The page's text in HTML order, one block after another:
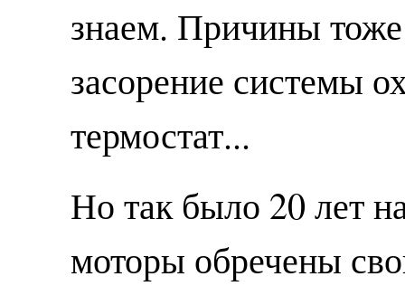
знаем. Причины
засорение системы
термостат...
Но так было 20 лет
моторы обречены